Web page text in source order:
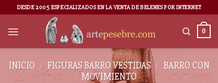
DESDE 2005 ESPECIALIZADOS EN LA VENTA DE BELENES POR INTERNET
0
INICIO / FIGURAS BARRO VESTIDAS / BARRO CON
MOVIMIENTO